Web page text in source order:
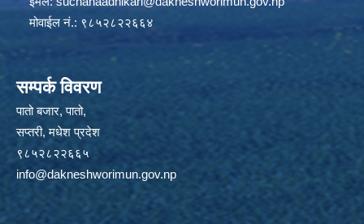
मोवाईल नं.: ९८५२८२२६६४
सम्पर्क विवरण
पातो बजार, पातो,
सप्तरी, मधेश प्रदेश
९८५२८२२६६५
info@dakneshworimun.gov.np